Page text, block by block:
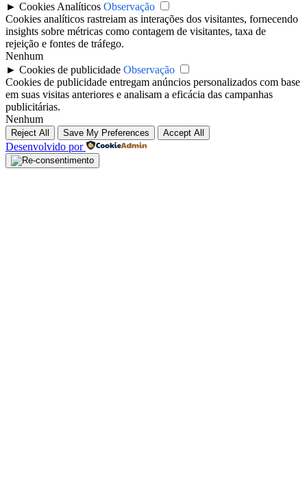
► Cookies Analíticos Observação
Cookies analíticos rastreiam as interações dos visitantes, fornecendo
insights sobre métricas como contagem de visitantes, taxa de
rejeição e fontes de tráfego.
Nenhum
► Cookies de publicidade Observação
Cookies de publicidade entregam anúncios personalizados com base
em suas visitas anteriores e analisam a eficácia das campanhas
publicitárias.
Nenhum
Reject All Save My Preferences Accept All
Desenvolvido por